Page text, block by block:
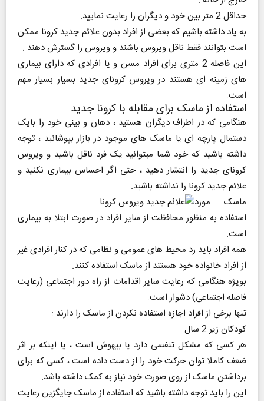
حداقل 2 متر بین خود و دیگران را رعایت نمایید.
به یاد داشته باشیم که بعضی از افراد بدون علائم جدید کرونا ممکن
است بتوانند فقط ناقل ویروس باشند و ویروس را گسترش دهند .
این فاصله 2 متری برای افراد مسن و یا افرادی که دارای بیماری
های زمینه ای هستند در ویروس کرونای جدید بسیار بسیار مهم
است.
استفاده از ماسک برای مقابله با کرونا جدید
هنگامی که در اطراف دیگران هستید ، دهان و بینی خود را بایک
دستمال پارچه ای یا ماسک های موجود در بازار بپوشانید ، توجه
داشته باشید که خود شما میتوانید یک فرد ناقل باشید و ویروس
کرونای جدید را انتشار دهید ، حتی اگر احساس بیماری نکنید و
علائم جدید کرونا را نداشته باشید.
ماسک مورد
استفاده به منظور محافظت از سایر افراد در صورت ابتلا به بیماری
است.
همه افراد باید رد محیط های عمومی و نظامی که در کنار افرادی غیر
از افراد خانواده خود هستند از ماسک استفاده کنند.
بویژه هنگامی که رعایت سایر اقدامات از راه دور اجتماعی (رعایت
فاصله اجتماعی) دشوار است.
تنها برخی از افراد اجازه استفاده نکردن از ماسک را دارند :
کودکان زیر 2 سال
هر کسی که مشکل تنفسی دارد یا بیهوش است ، یا اینکه بر اثر
ضعف کاملا توان حرکت خود را از دست داده است ، کسی که برای
برداشتن ماسک از روی صورت خود نیاز به کمک داشته باشد.
این را باید توجه داشته باشید که استفاده از ماسک جایگزین رعایت